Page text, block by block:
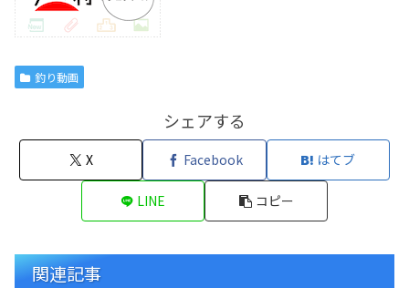
釣り動画
シェアする
X Facebook はてブ
LINE コピー
関連記事